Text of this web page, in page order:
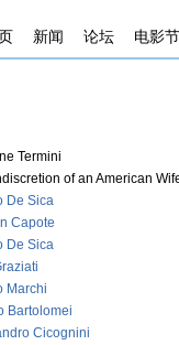
新闻 论坛 电影节
Termini
of an American
De Sica
Capote
De Sica
Marchi
Bartolomei
Cicognini